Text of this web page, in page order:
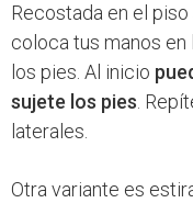
Recostada en el
coloca tus manos en
los pies. Al inicio
sujete los pies .
laterales.
Otra variante es